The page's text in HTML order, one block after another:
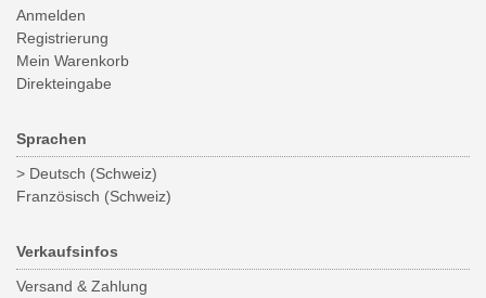
Anmelden
Registrierung
Mein Warenkorb
Direkteingabe
Sprachen
> Deutsch (Schweiz)
Französisch (Schweiz)
Verkaufsinfos
Versand & Zahlung